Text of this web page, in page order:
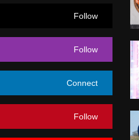
Follow
Follow
Connect
Follow